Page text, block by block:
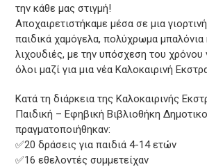
την κάθε μας στιγμή!
Αποχαιρετιστήκαμε μέσα σε μια
παιδικά χαμόγελα, πολύχρωμα μπαλόνια
λιχουδιές, με την υπόσχεση του χρόνου
όλοι μαζί για μια νέα Καλοκαιρινή
Κατά τη διάρκεια της Καλοκαιρινής
Παιδική – Εφηβική Βιβλιοθήκη
πραγματοποιήθηκαν:
✅20 δράσεις για παιδιά 4-14 ετών
✅16 εθελοντές συμμετείχαν